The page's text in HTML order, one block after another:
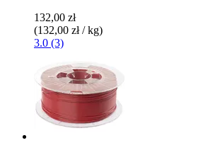
132,00 zł
(132,00 zł / kg)
3.0 (3)